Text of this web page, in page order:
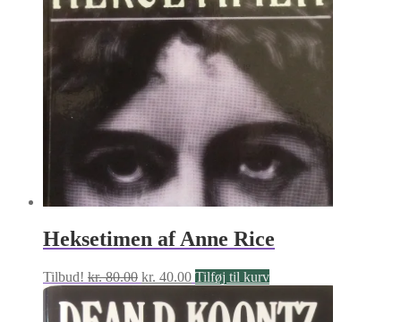
Heksetimen af Anne Rice
Tilbud! kr.80.00 Den
pris
kr. 40.00Den
pris
Tilføj til kurv